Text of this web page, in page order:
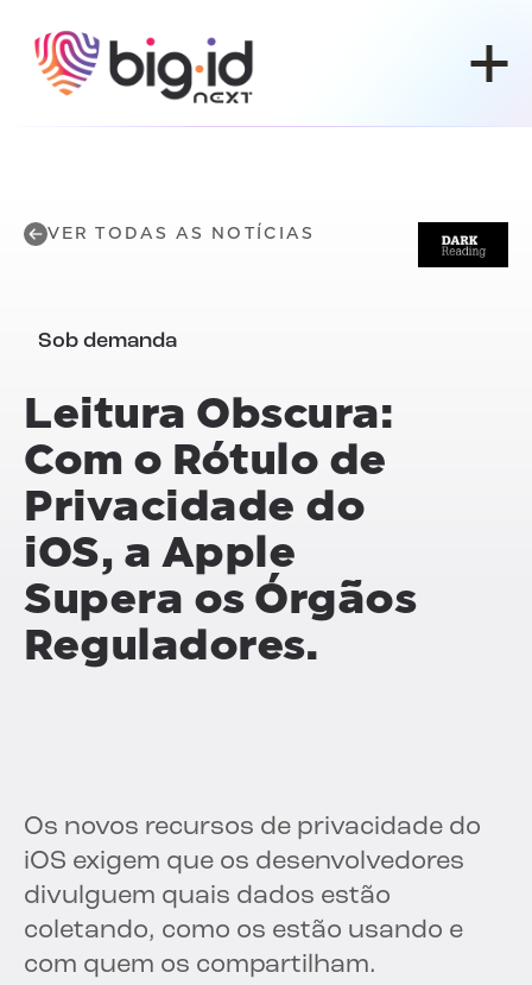
VER TODAS AS NOTÍCIAS
Sob demanda
Leitura Obscura:
Com o Rótulo de
Privacidade do
iOS, a Apple
Supera os Órgãos
Reguladores.
Os novos recursos de privacidade do
iOS exigem que os desenvolvedores
divulguem quais dados estão
coletando, como os estão usando e
com quem os compartilham.